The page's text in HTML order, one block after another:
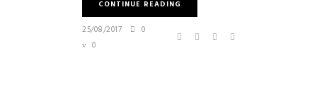
CONTINUE READING
25/08/2017
0
0